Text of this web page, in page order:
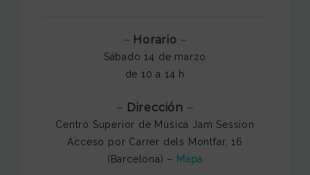
–Horario –
Sábado 14 de marzo
de 10 a 14 h
– Dirección –
Centro Superior de Música Jam Session
Acceso por Carrer dels Montfar, 16
(Barcelona) – Mapa